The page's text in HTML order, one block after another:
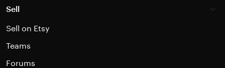
Sell
Sell on Etsy
Teams
Forums